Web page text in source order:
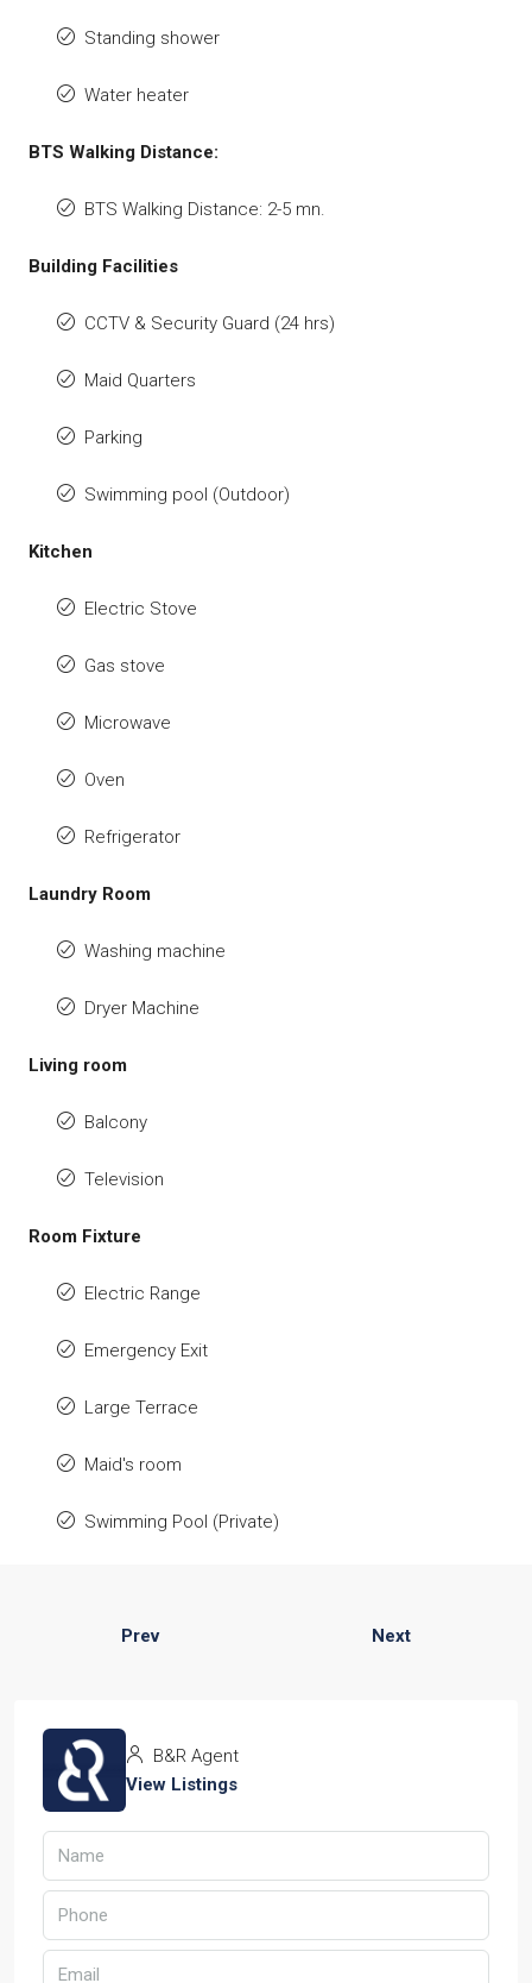
Standing shower
Water heater
BTS Walking Distance:
BTS Walking Distance: 2-5 mn.
Building Facilities
CCTV & Security Guard (24 hrs)
Maid Quarters
Parking
Swimming pool (Outdoor)
Kitchen
Electric Stove
Gas stove
Microwave
Oven
Refrigerator
Laundry Room
Washing machine
Dryer Machine
Living room
Balcony
Television
Room Fixture
Electric Range
Emergency Exit
Large Terrace
Maid's room
Swimming Pool (Private)
Prev Next
B&R Agent
View Listings